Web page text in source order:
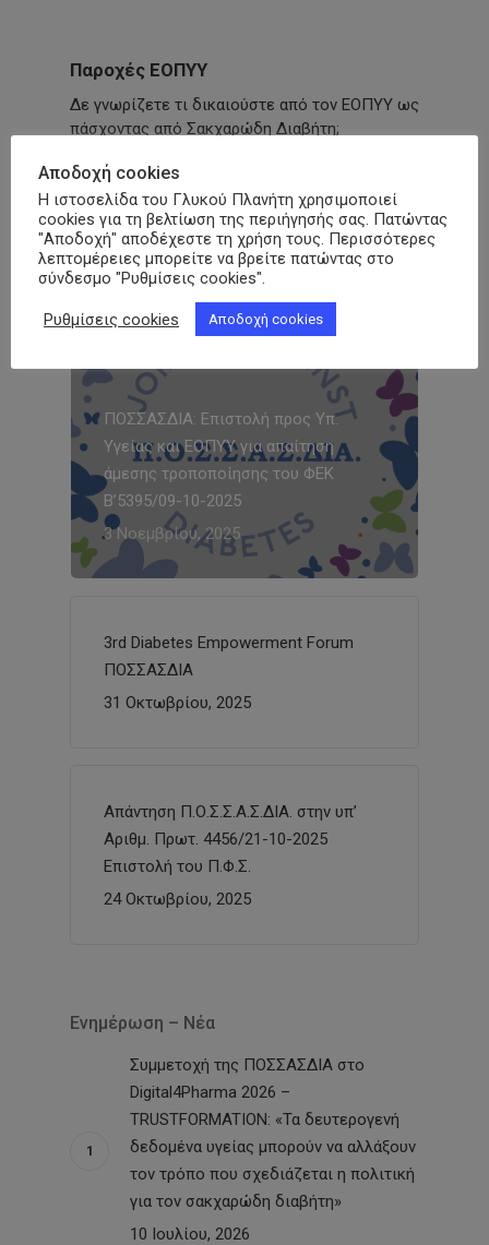
Παροχές ΕΟΠΥΥ
Δε γνωρίζετε τι δικαιούστε από τον ΕΟΠΥΥ ως
πάσχοντας από Σακχαρώδη Διαβήτη;
Πατήστε εδώ και δείτε αναλυτικά
Δημοφιλή
ΠΟΣΣΑΣΔΙΑ: Επιστολή προς Υπ.
Υγείας και ΕΟΠΥΥ για απαίτηση
άμεσης τροποποίησης του ΦΕΚ
Β’5395/09-10-2025
3 Νοεμβρίου, 2025
3rd Diabetes Empowerment Forum
ΠΟΣΣΑΣΔΙΑ
31 Οκτωβρίου, 2025
Απάντηση Π.Ο.Σ.Σ.Α.Σ.ΔΙΑ. στην υπ’
Αριθμ. Πρωτ. 4456/21-10-2025
Επιστολή του Π.Φ.Σ.
24 Οκτωβρίου, 2025
Ενημέρωση – Νέα
Συμμετοχή της ΠΟΣΣΑΣΔΙΑ στο
Digital4Pharma 2026 –
TRUSTFORMATION: «Τα δευτερογενή
δεδομένα υγείας μπορούν να αλλάξουν
τον τρόπο που σχεδιάζεται η πολιτική
για τον σακχαρώδη διαβήτη»
10 Ιουλίου, 2026
Αποδοχή cookies
Η ιστοσελίδα του Γλυκού Πλανήτη χρησιμοποιεί
cookies για τη βελτίωση της περιήγησής σας. Πατώντας
"Αποδοχή" αποδέχεστε τη χρήση τους. Περισσότερες
λεπτομέρειες μπορείτε να βρείτε πατώντας στο
σύνδεσμο "Ρυθμίσεις cookies".
Ρυθμίσεις cookies Αποδοχή cookies